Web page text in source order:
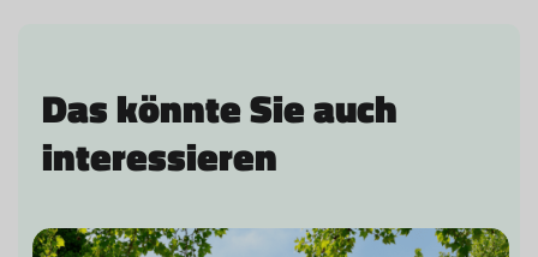
Das könnte Sie auch
interessieren